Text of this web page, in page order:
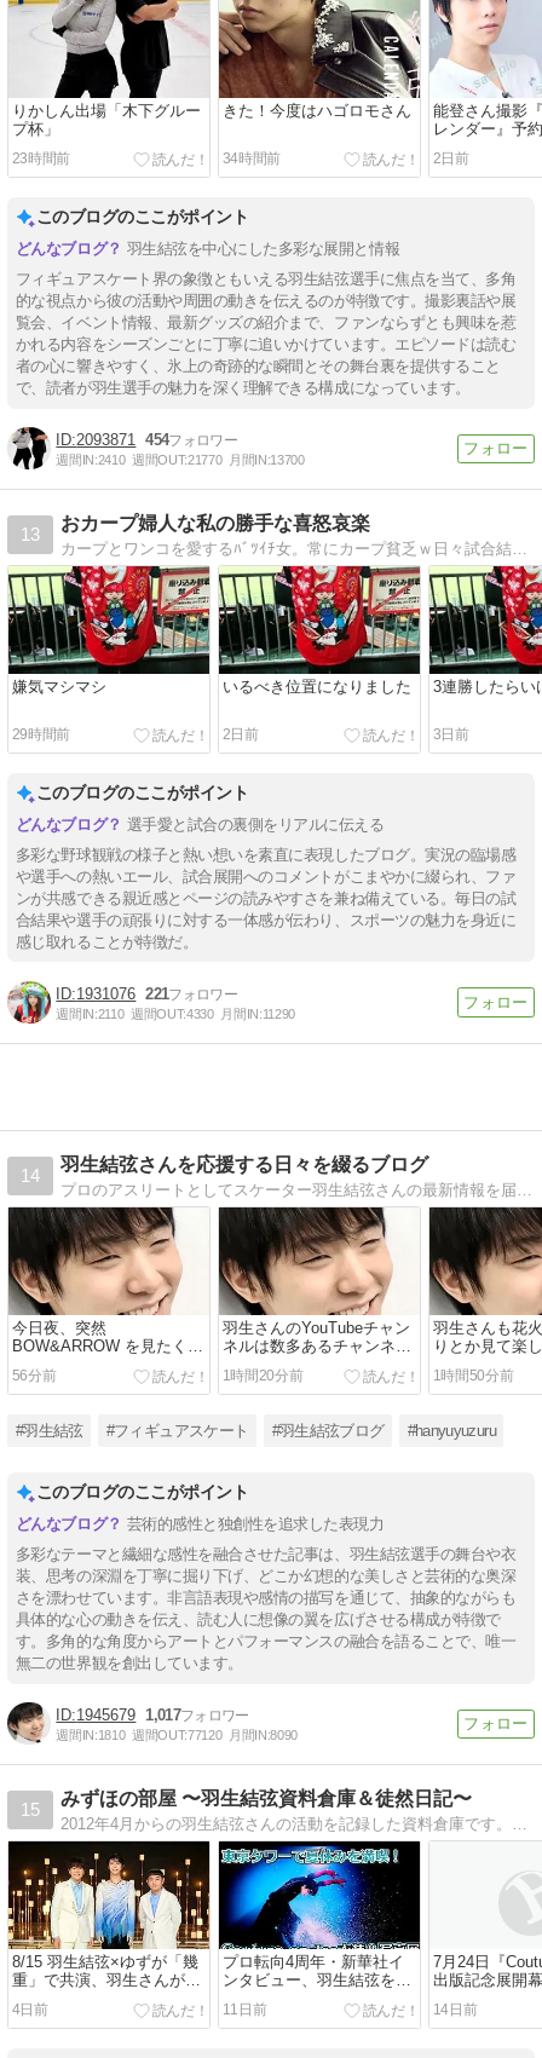
りかしん出場「木下グルー
プ杯」
23時間前
きた！今度はハゴロモさん
34時間前
能登さん撮影
レンダー』予
めまして」か
2日前
このブログのここがポイント
羽生結弦を中心にした多彩な展開と情報
フィギュアスケート界の象徴ともいえる羽生結弦選手に焦点を当て、多角
的な視点から彼の活動や周囲の動きを伝えるのが特徴です。撮影裏話や展
覧会、イベント情報、最新グッズの紹介まで、ファンならずとも興味を惹
かれる内容をシーズンごとに丁寧に追いかけています。エピソードは読む
者の心に響きやすく、氷上の奇跡的な瞬間とその舞台裏を提供すること
で、読者が羽生選手の魅力を深く理解できる構成になっています。
2093871 454
週間IN:2410 週間OUT:21770 月間IN:13700
13
おカープ婦人な私の勝手な喜怒哀楽
カープとワンコを愛するﾊﾞﾂｲﾁ女。常にカープ貧乏ｗ日々試合結果によって性格変貌。
嫌気マシマシ
29時間前
いるべき位置になりました
2日前
3連勝したらい
3日前
このブログのここがポイント
選手愛と試合の裏側をリアルに伝える
多彩な野球観戦の様子と熱い想いを素直に表現したブログ。実況の臨場感
や選手への熱いエール、試合展開へのコメントがこまやかに綴られ、ファ
ンが共感できる親近感とページの読みやすさを兼ね備えている。毎日の試
合結果や選手の頑張りに対する一体感が伝わり、スポーツの魅力を身近に
感じ取れることが特徴だ。
1931076 221
週間IN:2110 週間OUT:4330 月間IN:11290
14
羽生結弦さんを応援する日々を綴るブログ
プロのアスリートとしてスケーター羽生結弦さんの最新情報を届ける人気のブログ！一緒に彼の未来を応援！
今日夜、突然
BOW&ARROW を見たくな
りYouTubeでみていたら、
そのまま 米津玄師さんとの
56分前
羽生さんのYouTubeチャン
ネルは数多あるチャンネル
の中でも異色の存在だと思
います
1時間20分前
羽生さんも花
りとか見て楽
いな…
1時間50分前
#羽生結弦 #フィギュアスケート #羽生結弦ブログ #hanyuyuzuru
このブログのここがポイント
芸術的感性と独創性を追求した表現力
多彩なテーマと繊細な感性を融合させた記事は、羽生結弦選手の舞台や衣
装、思考の深淵を丁寧に掘り下げ、どこか幻想的な美しさと芸術的な奥深
さを漂わせています。非言語表現や感情の描写を通じて、抽象的ながらも
具体的な心の動きを伝え、読む人に想像の翼を広げさせる構成が特徴で
す。多角的な角度からアートとパフォーマンスの融合を語ることで、唯一
無二の世界観を創出しています。
1945679 1,017
週間IN:1810 週間OUT:77120 月間IN:8090
15
みずほの部屋 〜羽生結弦資料倉庫＆徒然日記〜
2012年4月からの羽生結弦さんの活動を記録した資料倉庫です。2023年11月からは管理人（みずほ）の日常日記も兼ねています。
8/15 羽生結弦×ゆずが「幾
重」で共演、羽生さんがプ
ーさんとコラボ商品を発
売、「羽生結弦展2022」の
4日前
プロ転向4周年・新華社イ
ンタビュー、羽生結弦をリ
スペクトする人々、フモフ
モさん展覧会レポ、家庭画
11日前
7月24日『
出版記念展開
め、東スポ「
と震災復興に
14日前